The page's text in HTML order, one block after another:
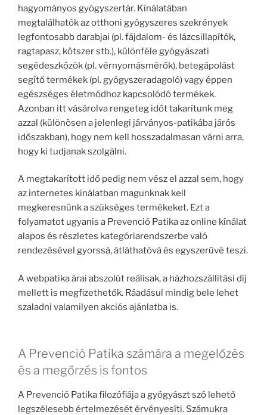
hagyományos gyógyszertár. Kínálatában
megtalálhatók az otthoni gyógyszeres szekrények
legfontosabb darabjai (pl. fájdalom- és lázcsillapítók,
ragtapasz, kötszer stb.), különféle gyógyászati
segédeszközök (pl. vérnyomásmérők), betegápolást
segítő termékek (pl. gyógyszeradagoló) vagy éppen
egészséges életmódhoz kapcsolódó termékek.
Azonban itt vásárolva rengeteg időt takarítunk meg
azzal (különösen a jelenlegi járványos-patikába járós
időszakban), hogy nem kell hosszadalmasan várni arra,
hogy ki tudjanak szolgálni.
A megtakarított idő pedig nem vész el azzal sem, hogy
az internetes kínálatban magunknak kell
megkeresnünk a szükséges termékeket. Ezt a
folyamatot ugyanis a Prevenció Patika az online kínálat
alapos és részletes kategóriarendszerbe való
rendezésével gyorssá, átláthatóvá és egyszerűvé teszi.
A webpatika árai abszolút reálisak, a házhozszállítási díj
mellett is megfizethetők. Ráadásul mindig bele lehet
szaladni valamilyen akciós ajánlatba is.
A Prevenció Patika számára a megelőzés
és a megőrzés is fontos
A Prevenció Patika filozófiája a gyógyászt szó lehető
legszélesebb értelmezését érvényesíti. Számukra